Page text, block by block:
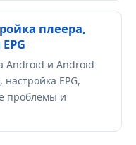
плеера,
Android и Android
EPG,
проблемы и